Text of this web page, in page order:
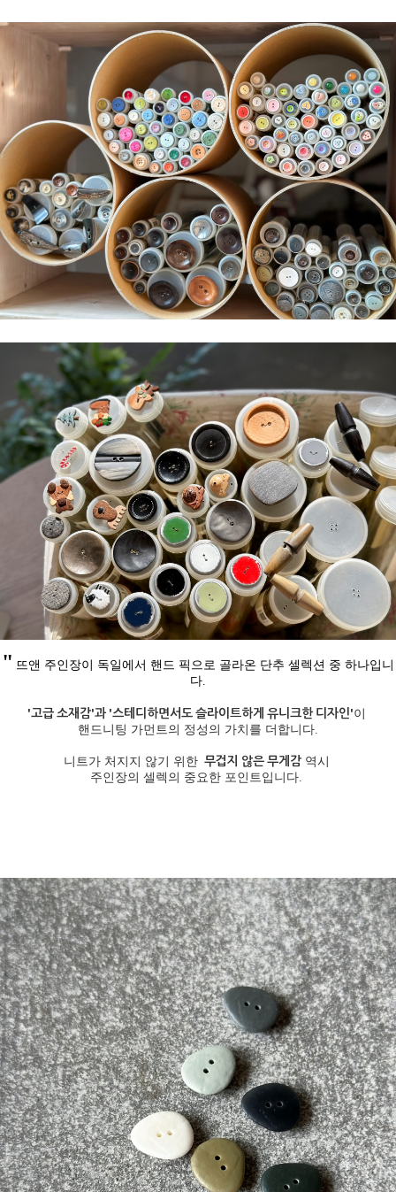
" 뜨앤 주인장이 독일에서 핸드 픽으로 골라온 단추 셀렉션 중 하나입니
다
'고급 소재감'과 '스테디하면서도 슬라이트하게 유니크한 디자인'이
핸드니팅 가먼트의 정성의 가치를 더합니다.
니트가 처지지 않기 위한 무겁지 않은 무게 감역시
주인장의 셀렉의 중요한 포인트입니다.